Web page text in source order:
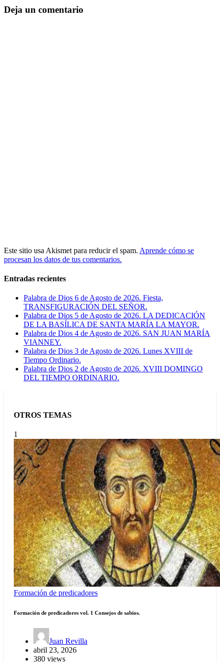
Deja un comentario
Este sitio usa Akismet para reducir el spam. Aprende cómo se
procesan los datos de tus comentarios.
Entradas recientes
Palabra de Dios 6 de Agosto de 2026. Fiesta,
TRANSFIGURACIÓN DEL SEÑOR.
Palabra de Dios 5 de Agosto de 2026. LA DEDICACIÓN
DE LA BASÍLICA DE SANTA MARÍA LA MAYOR.
Palabra de Dios 4 de Agosto de 2026. SAN JUAN MARÍA
VIANNEY.
Palabra de Dios 3 de Agosto de 2026. Lunes XVIII de
Tiempo Ordinario.
Palabra de Dios 2 de Agosto de 2026. XVIII DOMINGO
DEL TIEMPO ORDINARIO.
OTROS TEMAS
1
Formación de predicadores
Formación de predicadores vol. 1 Consejos de sabios.
Juan Revilla
abril 23, 2026
380 views